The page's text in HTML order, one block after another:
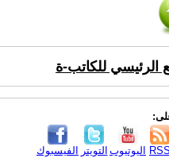
الرئيسي للكاتب-ة
الفيسبوك التويتر اليوتيوب RSS